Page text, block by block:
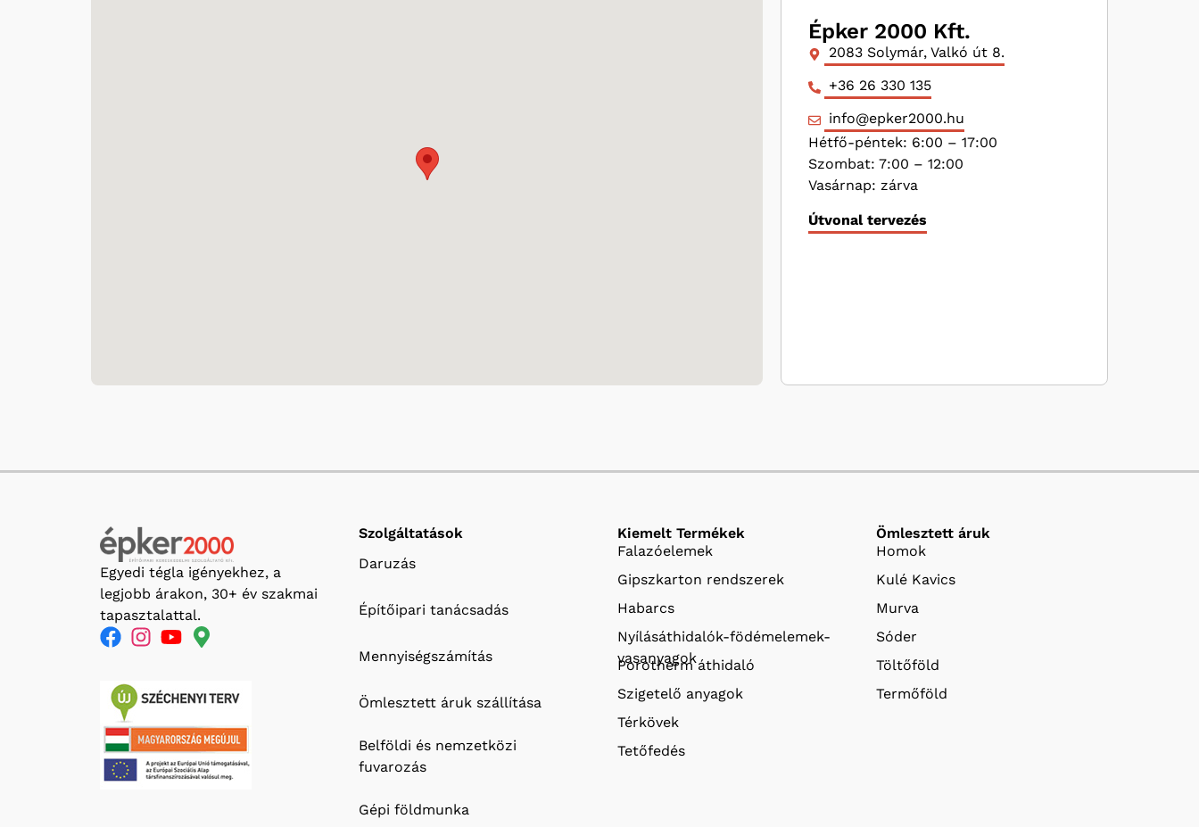
Épker 2000 Kft.
2083 Solymár, Valkó út 8.
+36 26 330 135
info@epker2000.hu
Hétfő-péntek: 6:00 – 17:00
Szombat: 7:00 – 12:00
Vasárnap: zárva
Útvonal tervezés
Egyedi tégla igényekhez, a
legjobb árakon, 30+ év szakmai
tapasztalattal.
Szolgáltatások
Daruzás
Építőipari tanácsadás
Mennyiségszámítás
Ömlesztett áruk szállítása
Belföldi és nemzetközi
fuvarozás
Gépi földmunka
Kiemelt Termékek
Falazóelemek
Gipszkarton rendszerek
Habarcs
Nyílásáthidalók-födémelemek-
vasanyagok
Porotherm áthidaló
Szigetelő anyagok
Térkövek
Tetőfedés
Ömlesztett áruk
Homok
Kulé Kavics
Murva
Sóder
Töltőföld
Termőföld